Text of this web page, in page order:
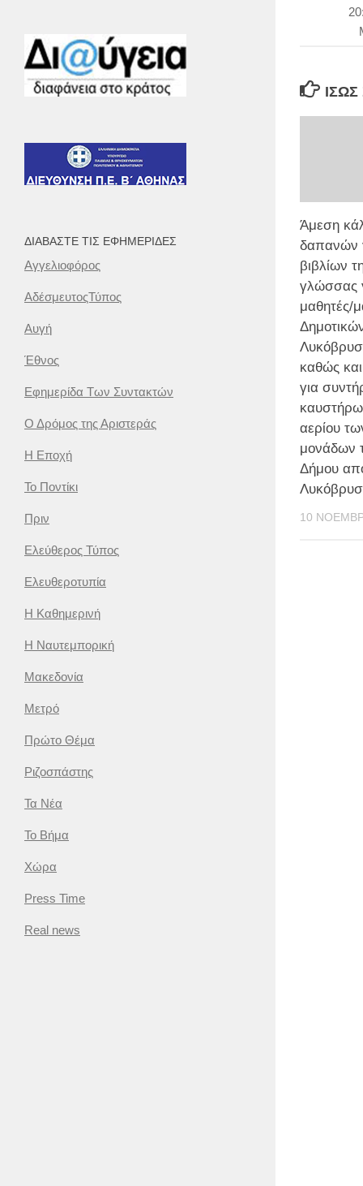
Άμεση
δαπανών
βιβλίων
γλώσσας
μαθητές/
καθώς
για
αερίου
μονάδων
Δήμου
10
ΔΙΑΒΆΣΤΕ ΤΙΣ ΕΦΗΜΕΡΊΔΕΣ
Αγγελιοφόρος
ΑδέσμευτοςΤύπος
Αυγή
Έθνος
Εφημερίδα Των Συντακτών
Ο Δρόμος της Αριστεράς
Η Εποχή
Το Ποντίκι
Πριν
Ελεύθερος Τύπος
Ελευθεροτυπία
Η Καθημερινή
Η Ναυτεμπορική
Μακεδονία
Μετρό
Πρώτο Θέμα
Ριζοσπάστης
Τα Νέα
Το Βήμα
Χώρα
Press Time
Real news